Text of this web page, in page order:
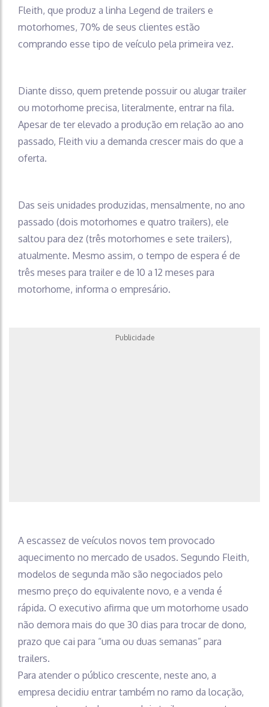
Fleith, que produz a linha Legend de trailers e
motorhomes, 70% de seus clientes estão
comprando esse tipo de veículo pela primeira vez.
Diante disso, quem pretende possuir ou alugar trailer
ou motorhome precisa, literalmente, entrar na fila.
Apesar de ter elevado a produção em relação ao ano
passado, Fleith viu a demanda crescer mais do que a
oferta.
Das seis unidades produzidas, mensalmente, no ano
passado (dois motorhomes e quatro trailers), ele
saltou para dez (três motorhomes e sete trailers),
atualmente. Mesmo assim, o tempo de espera é de
três meses para trailer e de 10 a 12 meses para
motorhome, informa o empresário.
Publicidade
A escassez de veículos novos tem provocado
aquecimento no mercado de usados. Segundo Fleith,
modelos de segunda mão são negociados pelo
mesmo preço do equivalente novo, e a venda é
rápida. O executivo afirma que um motorhome usado
não demora mais do que 30 dias para trocar de dono,
prazo que cai para “uma ou duas semanas” para
trailers.
Para atender o público crescente, neste ano, a
empresa decidiu entrar também no ramo da locação,